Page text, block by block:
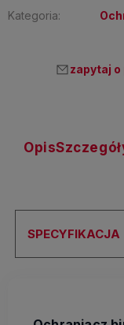
Kategoria:
zapytaj
Opis
SPECYFIKACJA